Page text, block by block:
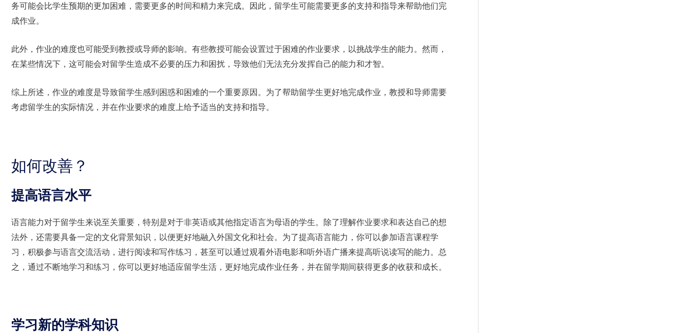
务可能会比学生预期的更加困难，需要更多的时间和精力来完成。因此，留学生可能需要更多的支持和指导来帮助他们完
成作业。
此外，作业的难度也可能受到教授或导师的影响。有些教授可能会设置过于困难的作业要求，以挑战学生的能力。然而，
在某些情况下，这可能会对留学生造成不必要的压力和困扰，导致他们无法充分发挥自己的能力和才智。
综上所述，作业的难度是导致留学生感到困惑和困难的一个重要原因。为了帮助留学生更好地完成作业，教授和导师需要
考虑留学生的实际情况，并在作业要求的难度上给予适当的支持和指导。
如何改善？
提高语言水平
语言能力对于留学生来说至关重要，特别是对于非英语或其他指定语言为母语的学生。除了理解作业要求和表达自己的想
法外，还需要具备一定的文化背景知识，以便更好地融入外国文化和社会。为了提高语言能力，你可以参加语言课程学
习，积极参与语言交流活动，进行阅读和写作练习，甚至可以通过观看外语电影和听外语广播来提高听说读写的能力。总
之，通过不断地学习和练习，你可以更好地适应留学生活，更好地完成作业任务，并在留学期间获得更多的收获和成长。
学习新的学科知识